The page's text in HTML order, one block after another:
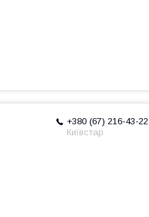
+380 (67) 216-43-22
Київстар